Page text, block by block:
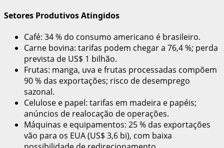
Setores Produtivos Atingidos
Café: 34 % do consumo americano é brasileiro.
Carne bovina: tarifas podem chegar a 76,4 %; perda
prevista de US$ 1 bilhão.
Frutas: manga, uva e frutas processadas compõem
90 % das exportações; risco de desemprego
sazonal.
Celulose e papel: tarifas em madeira e papéis;
anúncios de realocação de operações.
Máquinas e equipamentos: 25 % das exportações
vão para os EUA (US$ 3,6 bi), com baixa